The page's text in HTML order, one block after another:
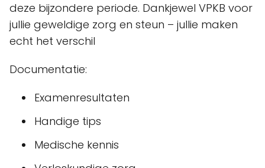
deze bijzondere periode. Dankjewel VPKB voor
jullie geweldige zorg en steun – jullie maken
echt het verschil
Documentatie:
Examenresultaten
Handige tips
Medische kennis